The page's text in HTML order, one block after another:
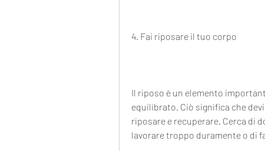
4. Fai riposare il tuo corpo
Il riposo è un elemento
equilibrato. Ciò significa che
riposare e recuperare. Cerca di
lavorare troppo duramente o di